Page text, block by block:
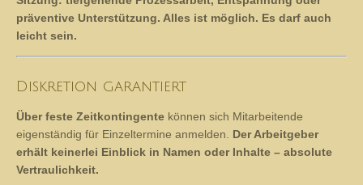
Was in welcher Sitzung passiert, entscheiden die
MitarbeiterInnen und ich jeweils individuell in jeder
Sitzung: tiefgehende Prozessarbeit, Entspannung oder
präventive Unterstützung. Alles ist möglich. Es darf auch
leicht sein.
Diskretion garantiert
Über feste Zeitkontingentekönnen sich Mitarbeitende
eigenständig für Einzeltermine anmelden.